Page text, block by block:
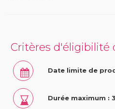
Critères d'éligibilité
Date limite de
Durée maximum :